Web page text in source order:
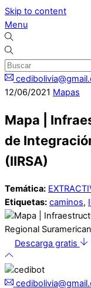
Skip to content
Menu
12/06/2021 Mapas
Mapa |
de
(IIRSA)
Temática:
Etiquetas: caminos,
Descarga gratis